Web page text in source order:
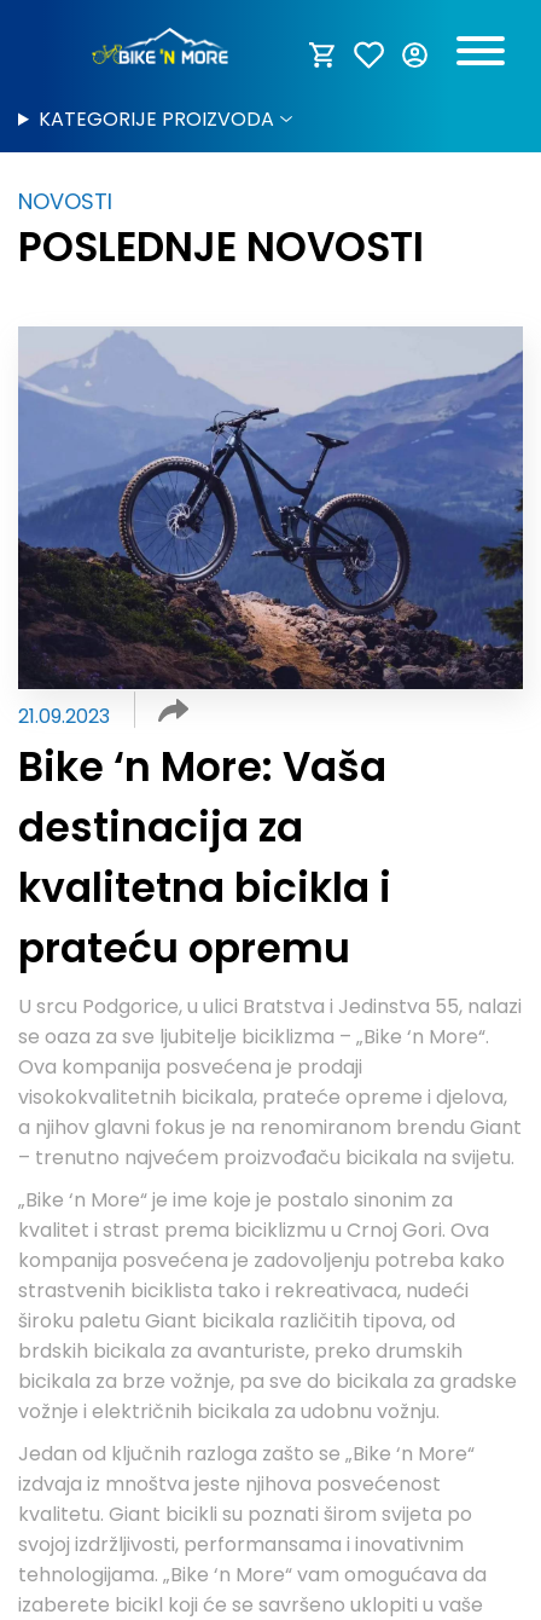
KATEGORIJE PROIZVODA
NOVOSTI
POSLEDNJE NOVOSTI
21.09.2023
Bike ‘n More: Vaša
destinacija za
kvalitetna bicikla i
prateću opremu
U srcu Podgorice, u ulici Bratstva i Jedinstva 55, nalazi
se oaza za sve ljubitelje biciklizma – „Bike ‘n More“.
Ova kompanija posvećena je prodaji
visokokvalitetnih bicikala, prateće opreme i djelova,
a njihov glavni fokus je na renomiranom brendu Giant
– trenutno najvećem proizvođaču bicikala na svijetu.
„Bike ‘n More“ je ime koje je postalo sinonim za
kvalitet i strast prema biciklizmu u Crnoj Gori. Ova
kompanija posvećena je zadovoljenju potreba kako
strastvenih biciklista tako i rekreativaca, nudeći
široku paletu Giant bicikala različitih tipova, od
brdskih bicikala za avanturiste, preko drumskih
bicikala za brze vožnje, pa sve do bicikala za gradske
vožnje i električnih bicikala za udobnu vožnju.
Jedan od ključnih razloga zašto se „Bike ‘n More“
izdvaja iz mnoštva jeste njihova posvećenost
kvalitetu. Giant bicikli su poznati širom svijeta po
svojoj izdržljivosti, performansama i inovativnim
tehnologijama. „Bike ‘n More“ vam omogućava da
izaberete bicikl koji će se savršeno uklopiti u vaše